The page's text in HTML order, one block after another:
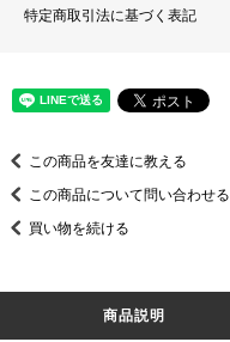
特定商取引法に基づく表記
この商品を友達に教える
この商品について問い合わせる
買い物を続ける
商品説明